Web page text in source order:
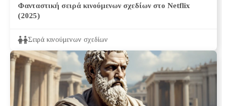
Φανταστική σειρά κινούμενων σχεδίων στο Netflix
(2025)
Σειρά κινούμενων σχεδίων